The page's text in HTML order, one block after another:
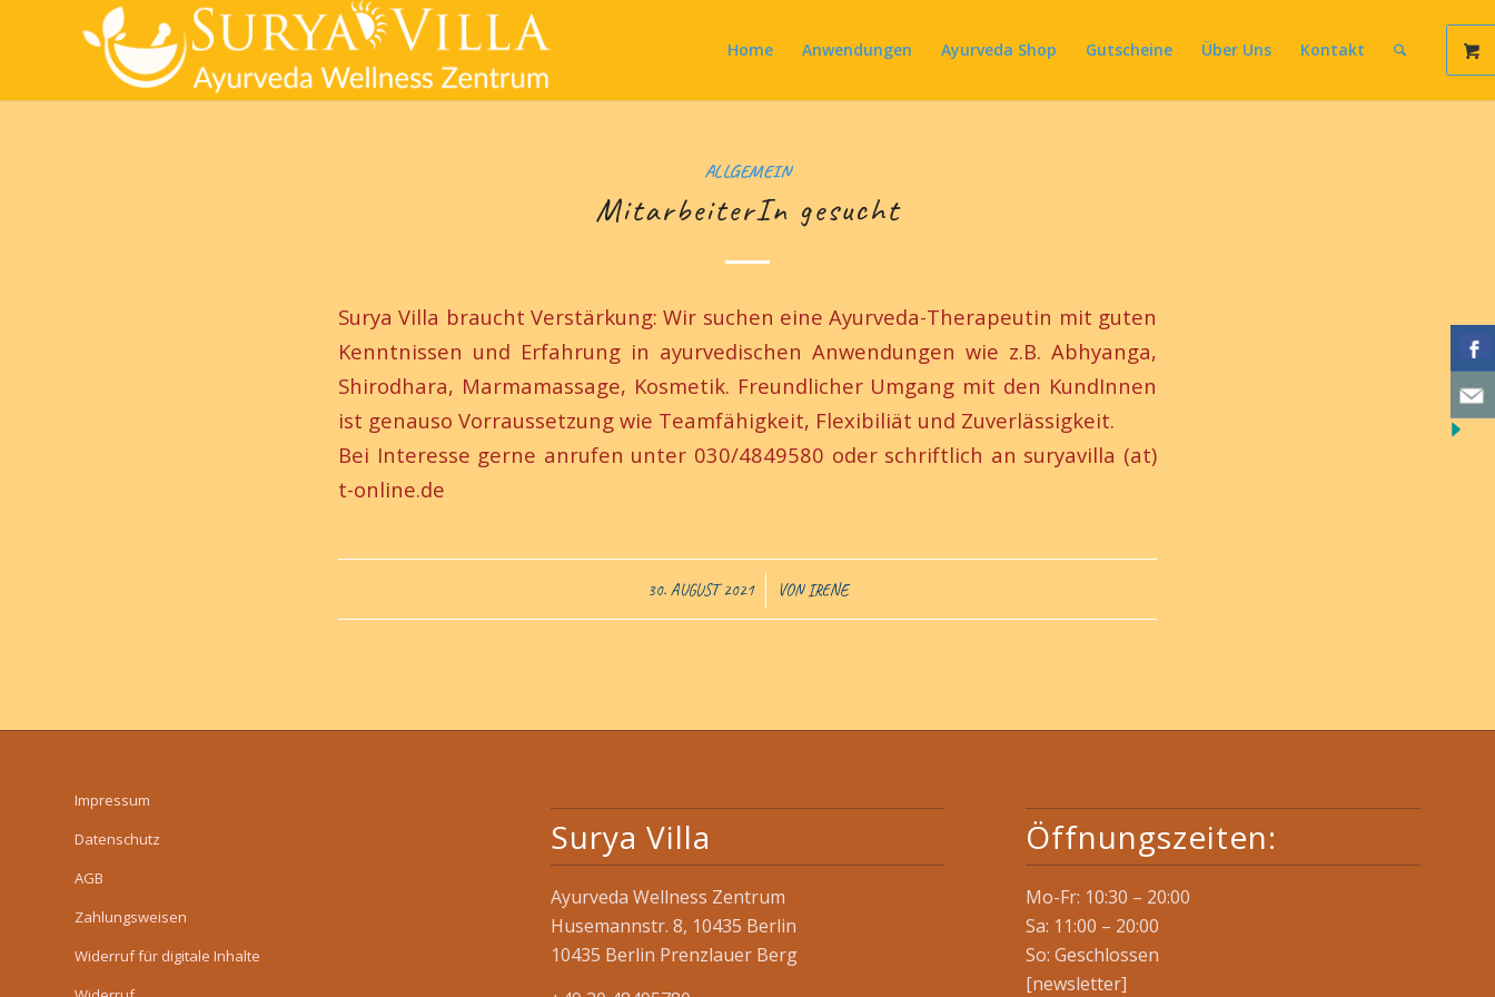
Home Anwendungen Ayurveda Shop Gutscheine Über Uns Kontakt
ALLGEMEIN
MitarbeiterIn gesucht
Surya Villa braucht Verstärkung: Wir suchen eine Ayurveda-Therapeutin mit guten
Kenntnissen und Erfahrung in ayurvedischen Anwendungen wie z.B. Abhyanga,
Shirodhara, Marmamassage, Kosmetik. Freundlicher Umgang mit den KundInnen
ist genauso Vorraussetzung wie Teamfähigkeit, Flexibiliät und Zuverlässigkeit.
Bei Interesse gerne anrufen unter 030/4849580 oder schriftlich an suryavilla (at)
t-online.de
30. AUGUST 2021
/ VON IRENE
Impressum
Datenschutz
AGB
Zahlungsweisen
Widerruf für digitale Inhalte
Surya Villa
Ayurveda Wellness Zentrum
Husemannstr. 8, 10435 Berlin
10435 Berlin Prenzlauer Berg
Öffnungszeiten:
Mo-Fr: 10:30 – 20:00
Sa: 11:00 – 20:00
So: Geschlossen
[newsletter]